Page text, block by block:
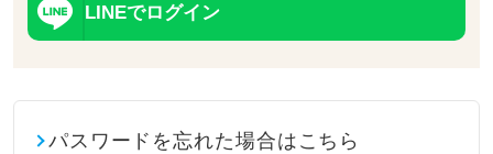
LINEでログイン
パスワードを忘れた場合はこちら